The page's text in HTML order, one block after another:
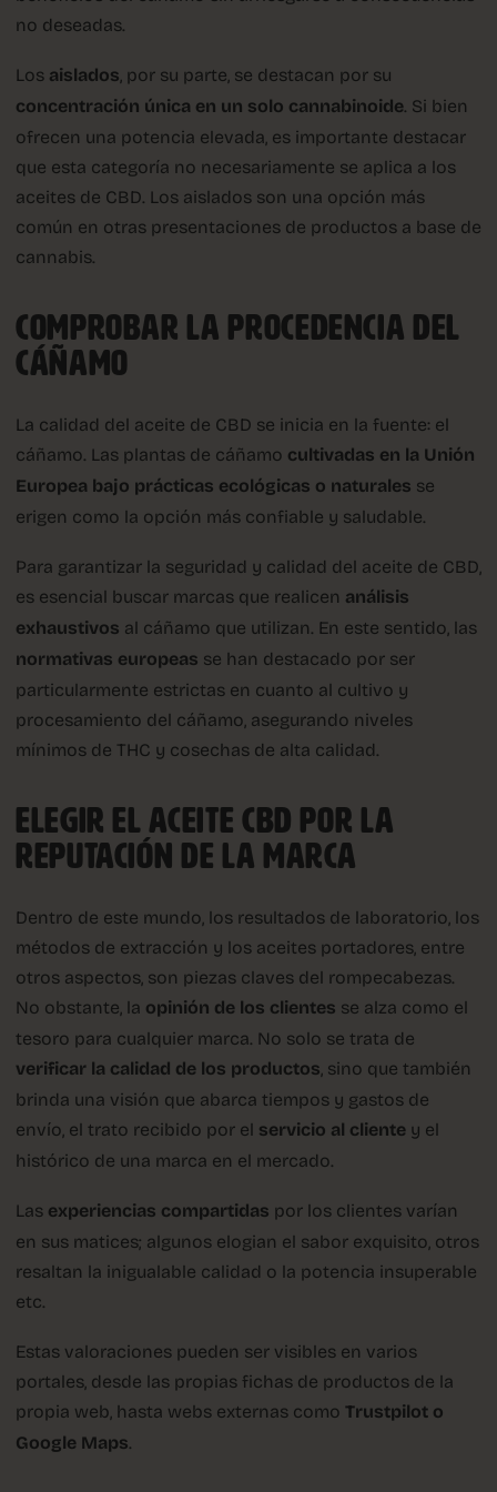
no deseadas.
Los aislados, por su parte, se destacan por su
concentración única en un solo cannabinoide. Si bien
ofrecen una potencia elevada, es importante destacar
que esta categoría no necesariamente se aplica a los
aceites de CBD. Los aislados son una opción más
común en otras presentaciones de productos a base de
cannabis.
COMPROBAR LA PROCEDENCIA DEL
CÁÑAMO
La calidad del aceite de CBD se inicia en la fuente: el
cáñamo. Las plantas de cáñamo cultivadas en la Unión
Europea bajo prácticas ecológicas o naturales se
erigen como la opción más confiable y saludable.
Para garantizar la seguridad y calidad del aceite de CBD,
es esencial buscar marcas que realicen análisis
exhaustivos al cáñamo que utilizan. En este sentido, las
normativas europeas se han destacado por ser
particularmente estrictas en cuanto al cultivo y
procesamiento del cáñamo, asegurando niveles
mínimos de THC y cosechas de alta calidad.
ELEGIR EL ACEITE CBD POR LA
REPUTACIÓN DE LA MARCA
Dentro de este mundo, los resultados de laboratorio, los
métodos de extracción y los aceites portadores, entre
otros aspectos, son piezas claves del rompecabezas.
No obstante, la opinión de los clientes se alza como el
tesoro para cualquier marca. No solo se trata de
verificar la calidad de los productos, sino que también
brinda una visión que abarca tiempos y gastos de
envío, el trato recibido por el servicio al cliente y el
histórico de una marca en el mercado.
Las experiencias compartidas por los clientes varían
en sus matices; algunos elogian el sabor exquisito, otros
resaltan la inigualable calidad o la potencia insuperable
etc.
Estas valoraciones pueden ser visibles en varios
portales, desde las propias fichas de productos de la
propia web, hasta webs externas como Trustpilot o
Google Maps.